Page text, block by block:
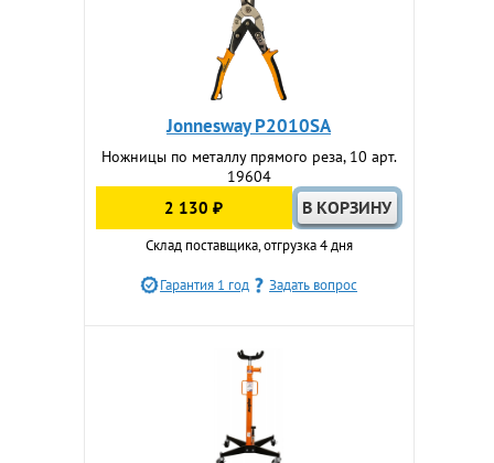
Jonnesway P2010SA
Ножницы по металлу прямого реза, 10 арт.
19604
2 130 ₽
Склад поставщика, отгрузка 4 дня
Гарантия 1 год Задать вопрос